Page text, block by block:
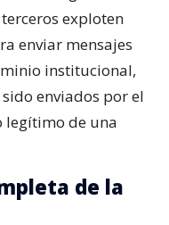
exploten
enviar mensajes
institucional,
enviados por el
de una
de la